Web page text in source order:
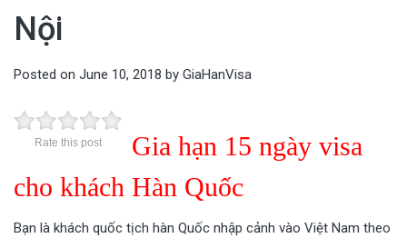
Nội
Posted on June 10, 2018 by GiaHanVisa
Rate this post
Gia hạn 15 ngày visa
cho khách Hàn Quốc
Bạn là khách quốc tịch hàn Quốc nhập cảnh vào Việt Nam theo